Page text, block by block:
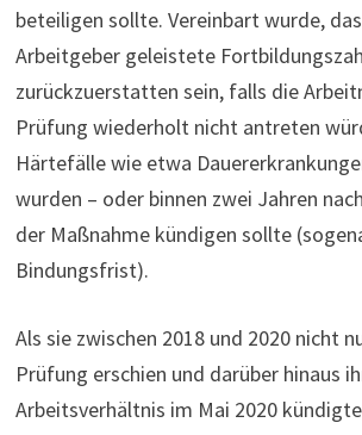
beteiligen sollte. Vereinbart wurde,
Arbeitgeber geleistete
zurückzuerstatten sein, falls die
Prüfung wiederholt nicht antreten
Härtefälle wie etwa
wurden – oder binnen zwei Jahren
der Maßnahme kündigen sollte
Bindungsfrist).
Als sie zwischen 2018 und 2020 nicht
Prüfung erschien und darüber hinaus
Arbeitsverhältnis im Mai 2020